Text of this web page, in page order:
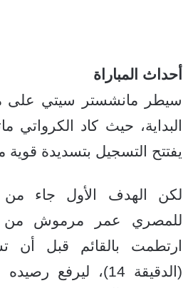
أحداث المباراة
سيطر مانشستر سيتي على
البداية، حيث كاد الكرواتي
يفتتح التسجيل بتسديدة قوية
لكن الهدف الأول جاء من
ارتطمت بالقائم قبل أن